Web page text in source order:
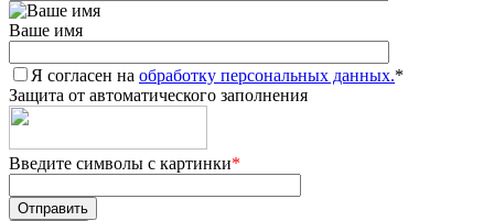
Ваше имя
Я согласен на обработку персональных данных.*
Защита от автоматического заполнения
Введите символы с картинки*